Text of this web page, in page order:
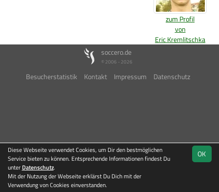
zum Profil
von
Eric Kremlitschka
soccero.de
© 2006 - 2026
Besucherstatistik Kontakt Impressum Datenschutz
OK
Diese Webseite verwendet Cookies, um Dir den bestmöglichen
Service bieten zu können. Entsprechende Informationen findest Du
unter Datenschutz.
Mit der Nutzung der Webseite erklärst Du Dich mit der
Verwendung von Cookies einverstanden.